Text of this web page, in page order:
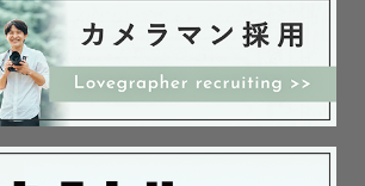
ている日でも、場所や時間によっては
ます。ご要望・ご相談などありました
のDMからお気軽にご連絡ください
県での撮影を受け付けております。交
の他の県でも撮影可能です📷